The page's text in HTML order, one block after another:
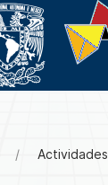
Actividades